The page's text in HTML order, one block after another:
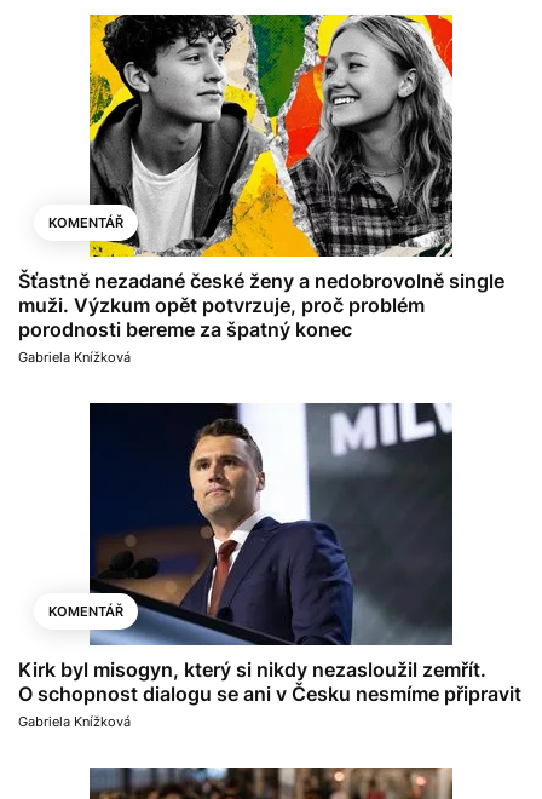
KOMENTÁŘ
Šťastně nezadané české ženy a nedobrovolně single
muži. Výzkum opět potvrzuje, proč problém
porodnosti bereme za špatný konec
Gabriela Knížková
KOMENTÁŘ
Kirk byl misogyn, který si nikdy nezasloužil zemřít.
O schopnost dialogu se ani v Česku nesmíme připravit
Gabriela Knížková